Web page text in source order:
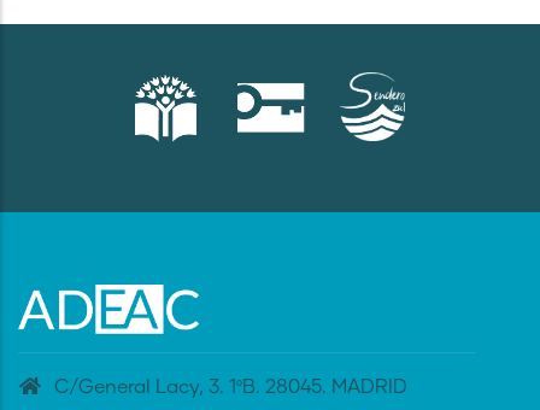
C/General Lacy, 3. 1ºB. 28045. MADRID